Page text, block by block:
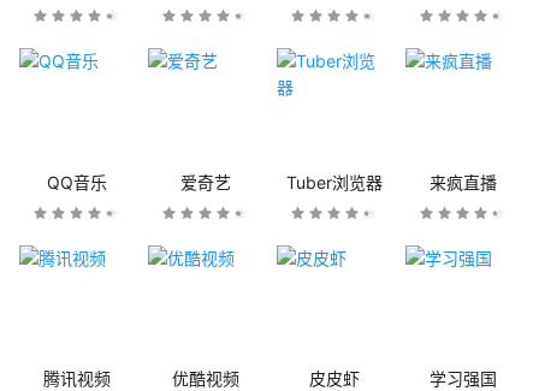
QQ音乐 爱奇艺 Tuber浏览器 来疯直播
腾讯视频 优酷视频 皮皮虾 学习强国